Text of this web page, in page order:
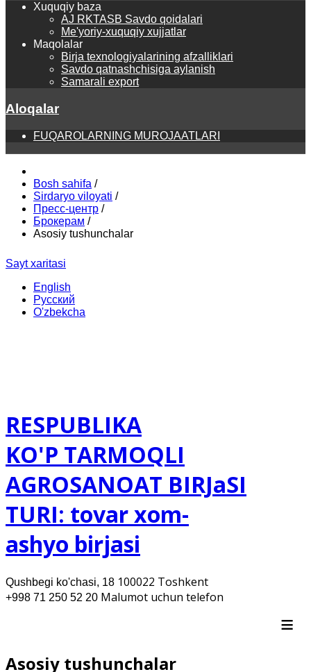
Xuquqiy baza
AJ RKTASB Savdo qoidalari
Me'yoriy-xuquqiy xujjatlar
Maqolalar
Birja texnologiyalarining afzalliklari
Savdo qatnashchisiga aylanish
Samarali export
Aloqalar
FUQAROLARNING MUROJAATLARI
Bosh sahifa /
Sirdaryo viloyati /
Пресс-центр /
Брокерам /
Asosiy tushunchalar
Sayt xaritasi
English
Русский
O'zbekcha
RESPUBLIKA
KO'P TARMOQLI
AGROSANOAT BIRJaSI
TURI: tovar xom-
ashyo birjasi
Qushbegi ko'chasi, 18 100022 Toshkent
+998 71 250 52 20 Malumot uchun telefon
≡
Asosiy tushunchalar